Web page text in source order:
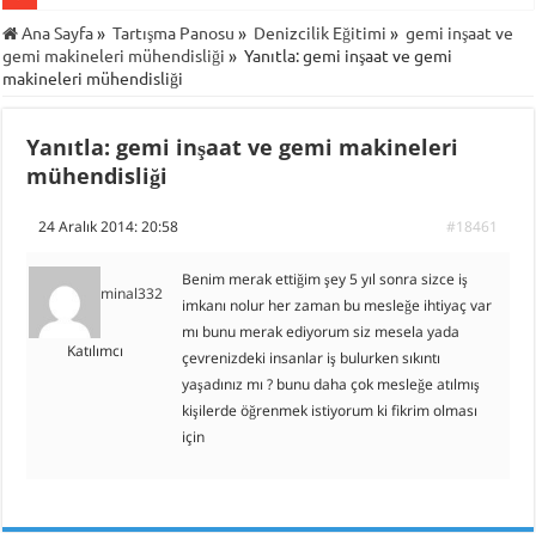
Ana Sayfa» Tartışma Panosu » Denizcilik Eğitimi » gemi inşaat ve
gemi makineleri mühendisliği » Yanıtla: gemi inşaat ve gemi
makineleri mühendisliği
Yanıtla: gemi inşaat ve gemi makineleri
mühendisliği
24 Aralık 2014: 20:58 #18461
minal332
Katılımcı
Benim merak ettiğim şey 5 yıl sonra sizce iş
imkanı nolur her zaman bu mesleğe ihtiyaç var
mı bunu merak ediyorum siz mesela yada
çevrenizdeki insanlar iş bulurken sıkıntı
yaşadınız mı ? bunu daha çok mesleğe atılmış
kişilerde öğrenmek istiyorum ki fikrim olması
için